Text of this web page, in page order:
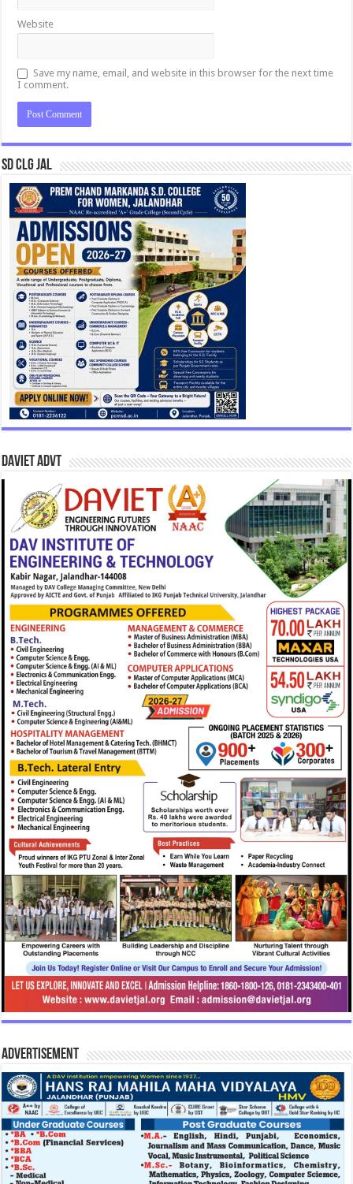
Website
Save my name, email, and website in this browser for the next time
I comment.
SD CLG JAL
DAVIET Advt
Advertisement